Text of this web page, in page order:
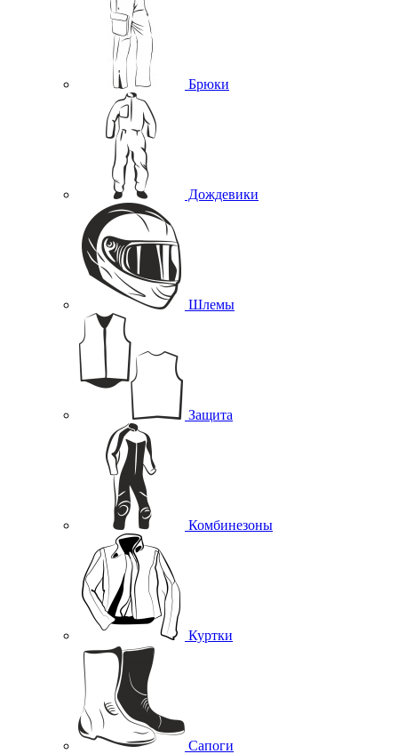
Брюки
Дождевики
Шлемы
Защита
Комбинезоны
Куртки
Сапоги